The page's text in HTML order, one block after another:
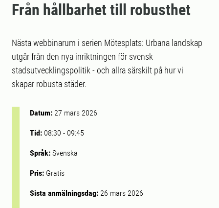
Från hållbarhet till robusthet
Nästa webbinarum i serien Mötesplats: Urbana landskap
utgår från den nya inriktningen för svensk
stadsutvecklingspolitik - och allra särskilt på hur vi
skapar robusta städer.
Datum: 27 mars 2026
Tid: 08:30 - 09:45
Språk: Svenska
Pris: Gratis
Sista anmälningsdag: 26 mars 2026